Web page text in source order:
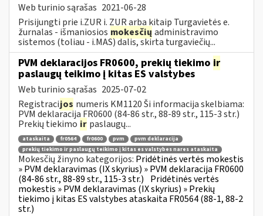
Web turinio sąrašas 2021-06-28
Prisijungti prie i.ZUR i. ZUR arba kitaip Turgavietės e.
žurnalas - išmaniosios mokesčių administravimo
sistemos (toliau - i.MAS) dalis, skirta turgaviečių...
PVM deklaracijos FR0600, prekių tiekimo ir
paslaugų teikimo į kitas ES valstybes
Web turinio sąrašas 2025-07-02
Registracijos numeris KM1120 Ši informacija skelbiama:
PVM deklaracija FR0600 (84-86 str., 88-89 str., 115-3 str.)
Prekių tiekimo ir paslaugų...
ataskaita fr0564 fr0600 pvm
pvm deklaracija
prekių tiekimo ir paslaugų teikimo į kitas es valstybes nares ataskaita
Mokesčių žinyno kategorijos: Pridėtinės vertės mokestis
» PVM deklaravimas (IX skyrius) » PVM deklaracija FR0600
(84-86 str., 88-89 str., 115-3 str.) Pridėtinės vertės
mokestis » PVM deklaravimas (IX skyrius) » Prekių
tiekimo į kitas ES valstybes ataskaita FR0564 (88-1, 88-2
str.)